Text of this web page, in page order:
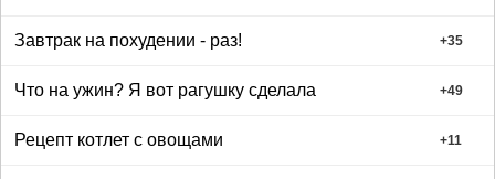
Завтрак на похудении - раз! +35
Что на ужин? Я вот рагушку сделала +49
Рецепт котлет с овощами +11